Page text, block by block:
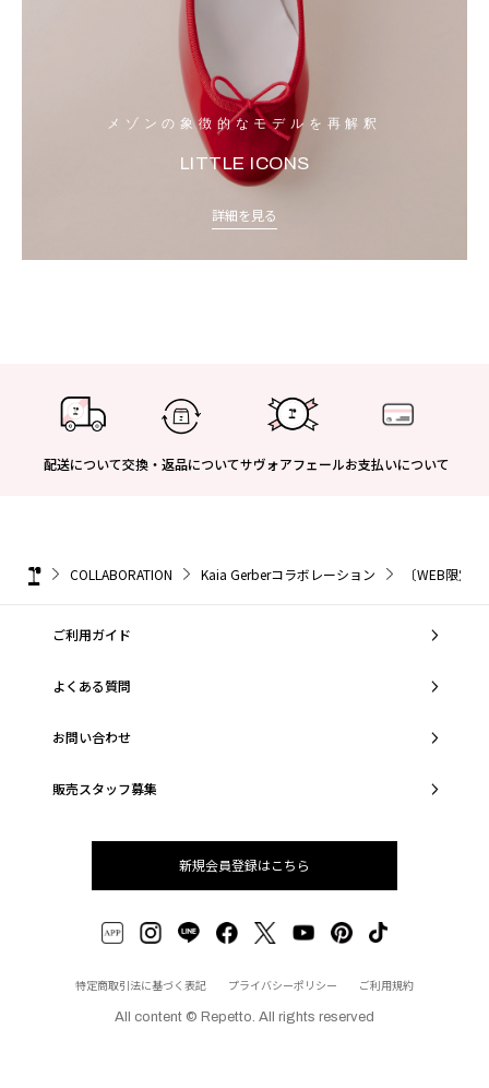
メゾンの象徴的なモデルを再解釈
LITTLE ICONS
詳細を見る
配送について交換・返品についてサヴォアフェールお支払いについて
COLLABORATION Kaia Gerberコラボレーション 〔WEB限定
ご利用ガイド
よくある質問
お問い合わせ
販売スタッフ募集
新規会員登録はこちら
特定商取引法に基づく表記 プライバシーポリシー ご利用規約
All content © Repetto. All rights reserved